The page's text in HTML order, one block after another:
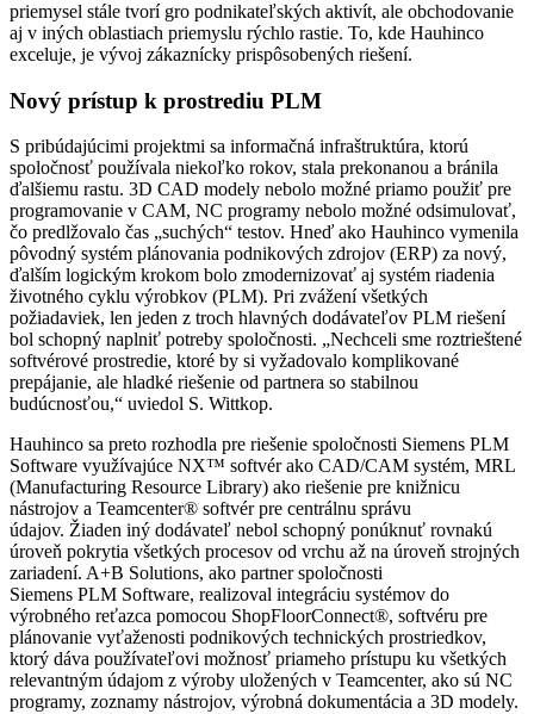
priemysel stále tvorí gro podnikateľských aktivít, ale obchodovanie
aj v iných oblastiach priemyslu rýchlo rastie. To, kde Hauhinco
exceluje, je vývoj zákaznícky prispôsobených riešení.
Nový prístup k prostrediu PLM
S pribúdajúcimi projektmi sa informačná infraštruktúra, ktorú
spoločnosť používala niekoľko rokov, stala prekonanou a bránila
ďalšiemu rastu. 3D CAD modely nebolo možné priamo použiť pre
programovanie v CAM, NC programy nebolo možné odsimulovať,
čo predlžovalo čas „suchých“ testov. Hneď ako Hauhinco vymenila
pôvodný systém plánovania podnikových zdrojov (ERP) za nový,
ďalším logickým krokom bolo zmodernizovať aj systém riadenia
životného cyklu výrobkov (PLM). Pri zvážení všetkých
požiadaviek, len jeden z troch hlavných dodávateľov PLM riešení
bol schopný naplniť potreby spoločnosti. „Nechceli sme roztrieštené
softvérové prostredie, ktoré by si vyžadovalo komplikované
prepájanie, ale hladké riešenie od partnera so stabilnou
budúcnosťou,“ uviedol S. Wittkop.
Hauhinco sa preto rozhodla pre riešenie spoločnosti Siemens PLM
Software využívajúce NX™ softvér ako CAD/CAM systém, MRL
(Manufacturing Resource Library) ako riešenie pre knižnicu
nástrojov a Teamcenter® softvér pre centrálnu správu
údajov. Žiaden iný dodávateľ nebol schopný ponúknuť rovnakú
úroveň pokrytia všetkých procesov od vrchu až na úroveň strojných
zariadení. A+B Solutions, ako partner spoločnosti
Siemens PLM Software, realizoval integráciu systémov do
výrobného reťazca pomocou ShopFloorConnect®, softvéru pre
plánovanie vyťaženosti podnikových technických prostriedkov,
ktorý dáva používateľovi možnosť priameho prístupu ku všetkých
relevantným údajom z výroby uložených v Teamcenter, ako sú NC
programy, zoznamy nástrojov, výrobná dokumentácia a 3D modely.